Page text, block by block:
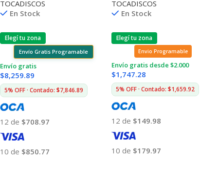
TOCADISCOS
En Stock
Elegí tu zona
Envío Gratis Programable
Envío gratis
$8,259.89
5% OFF · Contado: $7,846.89
12 de $708.97
10 de $850.77
TOCADISCOS
En Stock
Elegí tu zona
Envio Programable
Envío gratis desde $2.000
$1,747.28
5% OFF · Contado: $1,659.92
12 de $149.98
10 de $179.97